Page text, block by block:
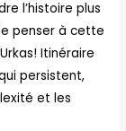
l’histoire plus
penser à cette
Itinéraire
persistent,
et les